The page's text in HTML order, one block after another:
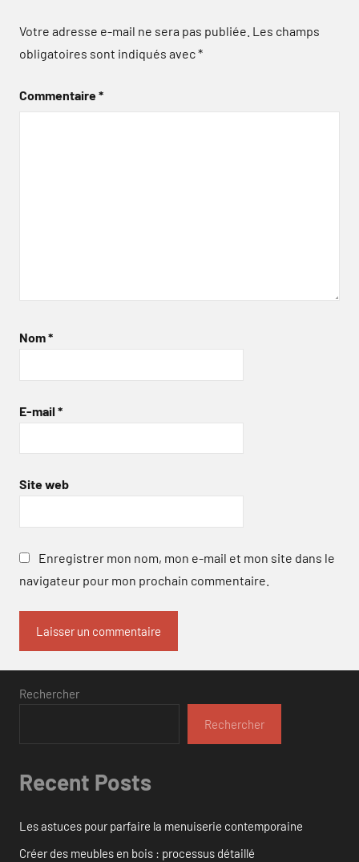
Votre adresse e-mail ne sera pas publiée. Les champs
obligatoires sont indiqués avec*
Commentaire*
Nom*
E-mail *
Site web
Enregistrer mon nom, mon e-mail et mon site dans le
navigateur pour mon prochain commentaire.
Rechercher
Rechercher
Recent Posts
Les astuces pour parfaire la menuiserie contemporaine
Créer des meubles en bois : processus détaillé